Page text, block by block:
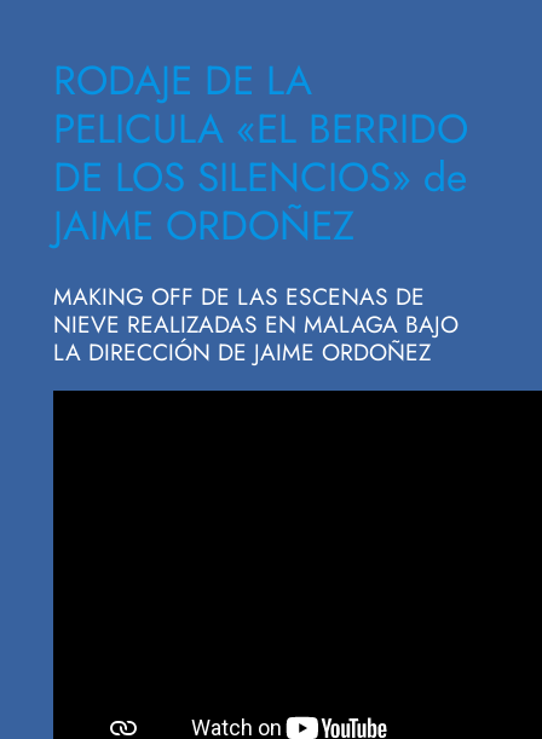
RODAJE DE LA
PELICULA «EL BERRIDO
DE LOS SILENCIOS» de
JAIME ORDOÑEZ
MAKING OFF DE LAS ESCENAS DE
NIEVE REALIZADAS EN MALAGA BAJO
LA DIRECCIÓN DE JAIME ORDOÑEZ